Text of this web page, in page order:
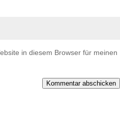
in diesem Browser für meinen
Kommentar abschicken